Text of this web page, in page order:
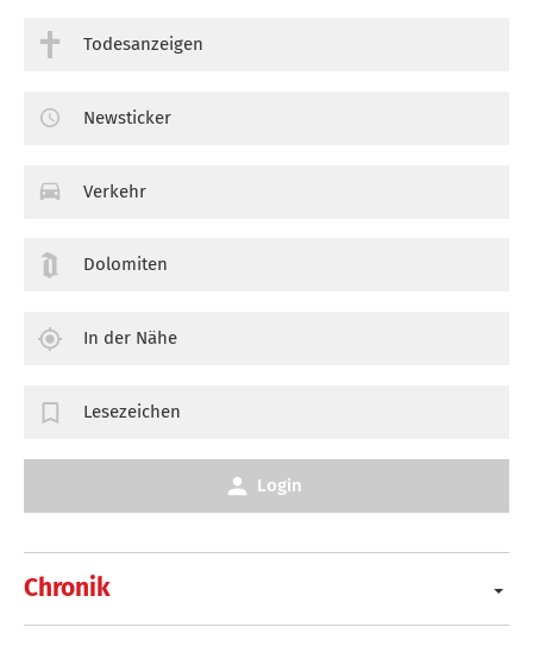
Chronik
Todesanzeigen
Newsticker
Verkehr
Dolomiten
In der Nähe
Lesezeichen
Login